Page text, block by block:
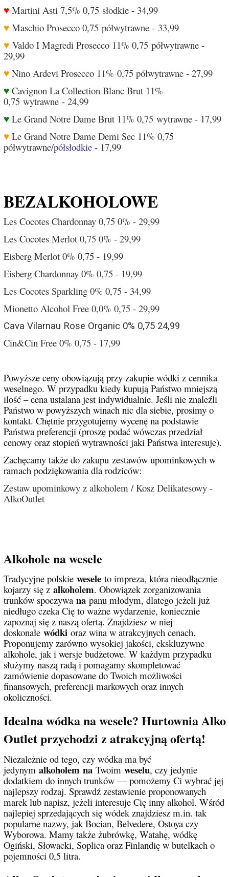
♥Martini Asti 7,5% 0,75 słodkie - 34,99
♥ Maschio Prosecco 0,75 półwytrawne - 33,99
♥ Valdo I Magredi Prosecco 11% 0,75 półwytrawne -
29,99
♥ Nino Ardevi Prosecco 11% 0,75 półwytrawne - 27,99
♥Cavignon La Collection Blanc Brut 11%
0,75 wytrawne - 24,99
♥ Le Grand Notre Dame Brut 11% 0,75 wytrawne - 17,99
♥ Le Grand Notre Dame Demi Sec 11% 0,75
półwytrawne/półsłodkie- 17,99
BEZALKOHOLOWE
Les Cocotes Chardonnay 0,75 0% - 29,99
Les Cocotes Merlot 0,75 0% - 29,99
Eisberg Merlot 0% 0,75 - 19,99
Eisberg Chardonnay 0% 0,75 - 19,99
Les Cocotes Sparkling 0% 0,75 - 34,99
Mionetto Alcohol Free 0,0% 0,75 - 29,99
Cava Vilarnau Rose Organic 0% 0,75 24,99
Cin&Cin Free 0% 0,75 - 17,99
Powyższe ceny obowiązują przy zakupie wódki z cennika
weselnego. W przypadku kiedy kupują Państwo mniejszą
ilość – cena ustalana jest indywidualnie. Jeśli nie znaleźli
Państwo w powyższych winach nic dla siebie, prosimy o
kontakt. Chętnie przygotujemy wycenę na podstawie
Państwa preferencji (proszę podać wówczas przedział
cenowy oraz stopień wytrawności jaki Państwa interesuje).
Zachęcamy także do zakupu zestawów upominkowych w
ramach podziękowania dla rodziców:
Zestaw upominkowy z alkoholem / Kosz Delikatesowy -
AlkoOutlet
Alkohole na wesele
Tradycyjne polskie weseleto impreza, która nieodłącznie
kojarzy się z alkoholem. Obowiązek zorganizowania
trunków spoczywa na panu młodym, dlatego jeżeli już
niedługo czeka Cię to ważne wydarzenie, koniecznie
zapoznaj się z naszą ofertą. Znajdziesz w niej
doskonałe wódki oraz wina w atrakcyjnych cenach.
Proponujemy zarówno wysokiej jakości, ekskluzywne
alkohole, jak i wersje budżetowe. W każdym przypadku
służymy naszą radą i pomagamy skompletować
zamówienie dopasowane do Twoich możliwości
finansowych, preferencji markowych oraz innych
okoliczności.
Idealna wódka na wesele? Hurtownia Alko
Outlet przychodzi z atrakcyjną ofertą!
Niezależnie od tego, czy wódka ma być
jedynym alkoholem na Twoim weselu, czy jedynie
dodatkiem do innych trunków — pomożemy Ci wybrać jej
najlepszy rodzaj. Sprawdź zestawienie proponowanych
marek lub napisz, jeżeli interesuje Cię inny alkohol. Wśród
najlepiej sprzedających się wódek znajdziesz m.in. tak
popularne nazwy, jak Bocian, Belvedere, Ostoya czy
Wyborowa. Mamy także żubrówkę, Watahę, wódkę
Ogiński, Słowacki, Soplica oraz Finlandię w butelkach o
pojemności 0,5 litra.